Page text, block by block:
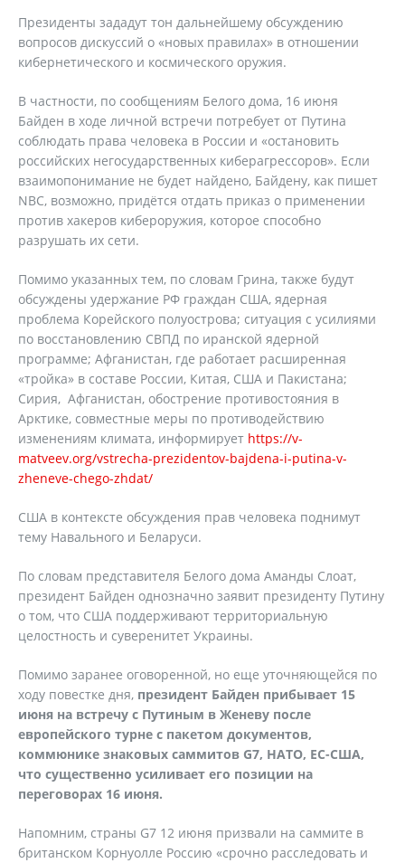
Президенты зададут тон дальнейшему обсуждению
вопросов дискуссий о «новых правилах» в отношении
кибернетического и космического оружия.
В частности, по сообщениям Белого дома, 16 июня
Байден в ходе личной встречи потребует от Путина
соблюдать права человека в России и «остановить
российских негосударственных киберагрессоров». Если
взаимопонимание не будет найдено, Байдену, как пишет
NBC, возможно, придётся отдать приказ о применении
против хакеров кибероружия, которое способно
разрушать их сети.
Помимо указанных тем, по словам Грина, также будут
обсуждены удержание РФ граждан США, ядерная
проблема Корейского полуострова; ситуация с усилиями
по восстановлению СВПД по иранской ядерной
программе; Афганистан, где работает расширенная
«тройка» в составе России, Китая, США и Пакистана;
Сирия, Афганистан, обострение противостояния в
Арктике, совместные меры по противодействию
изменениям климата, информирует https://v-
matveev.org/vstrecha-prezidentov-bajdena-i-putina-v-
zheneve-chego-zhdat/
США в контексте обсуждения прав человека поднимут
тему Навального и Беларуси.
По словам представителя Белого дома Аманды Слоат,
президент Байден однозначно заявит президенту Путину
о том, что США поддерживают территориальную
целостность и суверенитет Украины.
Помимо заранее оговоренной, но еще уточняющейся по
ходу повестке дня, президент Байден прибывает 15
июня на встречу с Путиным в Женеву после
европейского турне с пакетом документов,
коммюнике знаковых саммитов G7, НАТО, ЕС-США,
что существенно усиливает его позиции на
переговорах 16 июня.
Напомним, страны G7 12 июня призвали на саммите в
британском Корнуолле Россию «срочно расследовать и